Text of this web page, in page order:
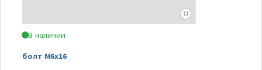
В наличии
болт M6x16